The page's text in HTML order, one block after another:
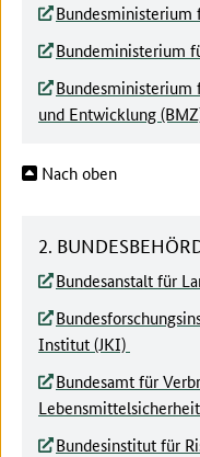
Bundesministerium
Bundeministerium
und Entwicklung
Nach oben
2.
Bundesanstalt für
Institut (JKI)
Bundesamt für
Bundesinstitut für